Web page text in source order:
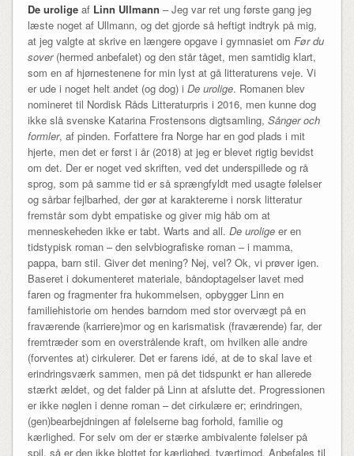
De uroligeaf Linn Ullmann – Jeg var ret ung første gang jeg
læste noget af Ullmann, og det gjorde så heftigt indtryk på mig,
at jeg valgte at skrive en længere opgave i gymnasiet om Før du
sover(hermed anbefalet) og den står tåget, men samtidig klart,
som en af hjørnestenene for min lyst at gå litteraturens veje. Vi
er ude i noget helt andet (og dog) i De urolige. Romanen blev
nomineret til Nordisk Råds Litteraturpris i 2016, men kunne dog
ikke slå svenske Katarina Frostensons digtsamling, Sånger och
formler, af pinden. Forfattere fra Norge har en god plads i mit
hjerte, men det er først i år (2018) at jeg er blevet rigtig bevidst
om det. Der er noget ved skriften, ved det underspillede og rå
sprog, som på samme tid er så sprængfyldt med usagte følelser
og sårbar fejlbarhed, der gør at karaktererne i norsk litteratur
fremstår som dybt empatiske og giver mig håb om at
menneskeheden ikke er tabt. Warts and all. De uroligeer en
tidstypisk roman – den selvbiografiske roman – i mamma,
pappa, barn stil. Giver det mening? Nej, vel? Ok, vi prøver igen.
Baseret i dokumenteret materiale, båndoptagelser lavet med
faren og fragmenter fra hukommelsen, opbygger Linn en
familiehistorie om hendes barndom med stor overvægt på en
fraværende (karriere)mor og en karismatisk (fraværende) far, der
fremtræder som en overstrålende kraft, om hvilken alle andre
(forventes at) cirkulerer. Det er farens idé, at de to skal lave et
erindringsværk sammen, men på det tidspunkt er han allerede
stærkt ældet, og det falder på Linn at afslutte det. Progressionen
er ikke nøglen i denne roman – det cirkulære er; erindringen,
(gen)bearbejdningen af følelserne bag forhold, familie og
kærlighed. For selv om der er stærke ambivalente følelser på
spil, så er den ikke blottet for kærlighed, tværtimod. Anbefales til